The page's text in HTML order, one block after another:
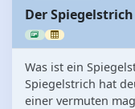
Der
Was ist ein
Spiegelstrich hat
einer vermuten